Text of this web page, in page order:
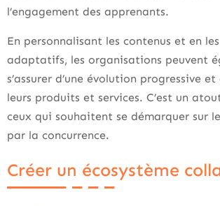
l’engagement des apprenants.
En personnalisant les contenus et en
adaptatifs, les organisations peuvent
s’assurer d’une évolution progressive
leurs produits et services. C’est un
ceux qui souhaitent se démarquer sur
par la concurrence.
Créer un écosystème